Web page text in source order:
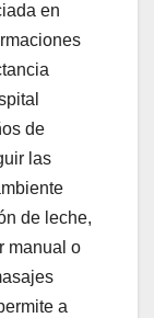
en
de
las
de leche,
manual o
a